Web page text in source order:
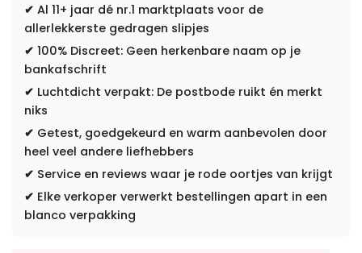
✔ Al 11+ jaar dé nr.1 marktplaats voor de
allerlekkerste gedragen slipjes
✔ 100% Discreet: Geen herkenbare naam op je
bankafschrift
✔ Luchtdicht verpakt: De postbode ruikt én merkt
niks
✔ Getest, goedgekeurd en warm aanbevolen door
heel veel andere liefhebbers
✔ Service en reviews waar je rode oortjes van krijgt
✔ Elke verkoper verwerkt bestellingen apart in een
blanco verpakking